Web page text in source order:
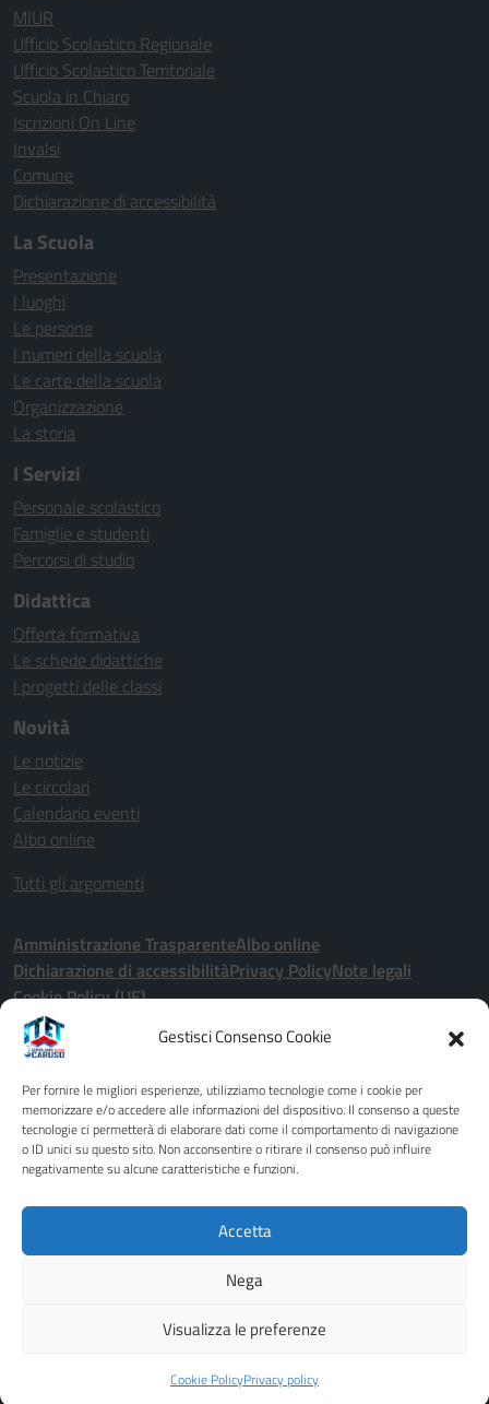
Gestisci Consenso Cookie
Per fornire le migliori esperienze, utilizziamo tecnologie come i cookie per
memorizzare e/o accedere alle informazioni del dispositivo. Il consenso a queste
tecnologie ci permetterà di elaborare dati come il comportamento di navigazione
o ID unici su questo sito. Non acconsentire o ritirare il consenso può influire
negativamente su alcune caratteristiche e funzioni.
Accetta
Nega
Visualizza le preferenze
Cookie PolicyPrivacy policy
MIUR
Ufficio Scolastico Regionale
Ufficio Scolastico Territoriale
Scuola in Chiaro
Iscrizioni On Line
Invalsi
Comune
Dichiarazione di accessibilità
La Scuola
Presentazione
I luoghi
Le persone
I numeri della scuola
Le carte della scuola
Organizzazione
La storia
I Servizi
Personale scolastico
Famiglie e studenti
Percorsi di studio
Didattica
Offerta formativa
Le schede didattiche
I progetti delle classi
Novità
Le notizie
Le circolari
Calendario eventi
Albo online
Tutti gli argomenti
Amministrazione TrasparenteAlbo online
Dichiarazione di accessibilitàPrivacy PolicyNote legali
Cookie Policy (UE)
Seguici su:
Indirizzo:Via John Fitzgerald Kennedy 2 - 91011 - Alcamo (TP)
Centralino:0924507600 Email:tptd02000x@istruzione.it
Posta elettronica certificata (PEC):tptd02000x@pec.istruzione.it
Codice meccanografico:
Codice unico di fatturazione (CUF): UFCB1B
Idea e progetto di Designers Italia